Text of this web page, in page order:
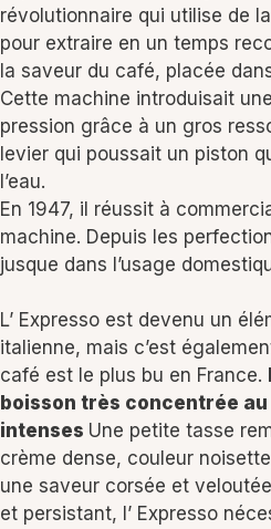
révolutionnaire qui utilise de
pour extraire en un temps
la saveur du café, placée
Cette machine introduisait
pression grâce à un gros
levier qui poussait un piston
l’eau.
En 1947, il réussit à
machine. Depuis les
jusque dans l’usage
L’ Expresso est devenu un
italienne, mais c’est
café est le plus bu en France.
boisson très concentrée au
intenses Une petite tasse
crème dense, couleur
une saveur corsée et
et persistant, l’ Expresso